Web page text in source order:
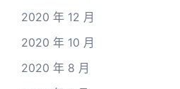
2020 年 12 月
2020 年 10 月
2020 年 8 月